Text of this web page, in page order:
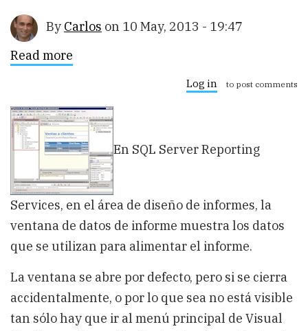
By Carlos on 10 May, 2013 - 19:47
Read more
ventana
de
datos
de
informes
en
Reporting
Services
Log in to post comments
En SQL Server Reporting
Services, en el área de diseño de informes, la
ventana de datos de informe muestra los datos
que se utilizan para alimentar el informe.
La ventana se abre por defecto, pero si se cierra
accidentalmente, o por lo que sea no está visible
tan sólo hay que ir al menú principal de Visual